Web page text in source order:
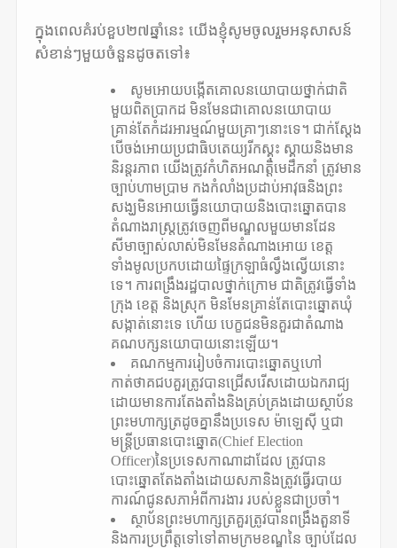
ក្នុងពេលគំរប់ខួប២៧ឆ្នាំនេះ យើងខ្ញុំសូមចូលរួមអនុសាសន៍
សំខាន់ៗមួយចំនួនដូចតទៅ៖
សូមអោយបង្កើតគោលនយោបាយថ្នាក់ជាតិ
មួយពិតប្រាកដ មិនមែនជាគោលនយោបាយ
គ្រាន់តែកំដរអារម្មណ៍មួយគ្រាៗនោះទេ។ ជាក់ស្តែង
បើចង់អោយប្រជាធិបតេយ្យរីកស្គុះ ស្គាយនិងមាន
និរន្តរភាព យើងត្រូវកំហិតអណត្តិមេដឹកនាំ ត្រូវមាន
ច្បាប់ហាមប្រាម កងកំលាំងប្រដាប់អាវុធនិងព្រះ
សង្ឃមិនអោយធ្វើនយោបាយនិងបោះឆ្នោតបាន
តំណាងរាស្ត្រត្រូវចេញពីមណ្ឌលមួយមានដែន
សីមាច្បាស់លាស់មិនមែនតំណាងអោយ ខេត្ត
ទាំងមូលប្រកបដោយផ្ទៃក្រឡាធំល្វឹងល្វើយនោះ
ទេ។ ការពង្រឹងរដ្ឋបាលថ្នាក់ក្រោម ជាតិត្រូវធ្វើទាំង
ក្រុង ខេត្ត និងស្រុក មិនមែនគ្រាន់តែបោះឆ្នោតឃុំ
សង្កាត់នោះទេ ហើយ បេក្ខជនមិនគួរជាតំណាង
គណបក្សនយោបាយនោះឡើយ។
គណកម្មការរៀបចំការបោះឆ្នោតឬហៅ
កាត់ថាគជបគួរត្រូវបានជ្រើសរើសដោយឯករាជ្យ
ដោយមានការតែងតាំងនិងគ្រប់គ្រងដោយស្ថាប័ន
ព្រះមហាក្សត្រដូចគ្នានឹងប្រទេស ម៉ាឡេស៊ី ឬជា
មន្ត្រីប្រធានបោះឆ្នោត(Chief Election
Officer)នៃប្រទេសកាណាដាដែល ត្រូវបាន
បោះឆ្នោតតែងតាំងដោយសភានិងត្រូវធ្វើរបាយ
ការណ៍ជូនសភាអំពីការងារ របស់ខ្លួនជាប្រចាំ។
ស្ថាប័នព្រះមហាក្សត្រគួរត្រូវបានពង្រឹងតួនាទី
និងការប្រព្រឹត្តទៅទៅតាមក្រមខណ្ឌនៃ ច្បាប់ដែល